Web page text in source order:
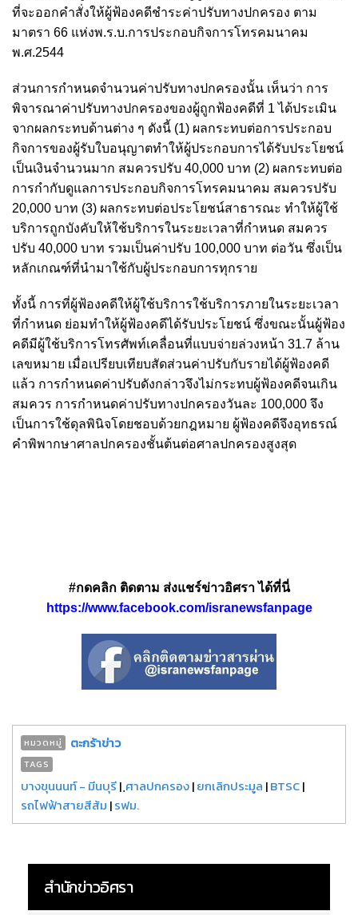
ที่จะออกคำสั่งให้ผู้ฟ้องคดีชำระค่าปรับทางปกครอง ตาม
มาตรา 66 แห่งพ.ร.บ.การประกอบกิจการโทรคมนาคม
พ.ศ.2544
ส่วนการกำหนดจำนวนค่าปรับทางปกครองนั้น เห็นว่า การ
พิจารณาค่าปรับทางปกครองของผู้ถูกฟ้องคดีที่ 1 ได้ประเมิน
จากผลกระทบด้านต่าง ๆ ดังนี้ (1) ผลกระทบต่อการประกอบ
กิจการของผู้รับใบอนุญาตทำให้ผู้ประกอบการได้รับประโยชน์
เป็นเงินจำนวนมาก สมควรปรับ 40,000 บาท (2) ผลกระทบต่อ
การกำกับดูแลการประกอบกิจการโทรคมนาคม สมควรปรับ
20,000 บาท (3) ผลกระทบต่อประโยชน์สาธารณะ ทำให้ผู้ใช้
บริการถูกบังคับให้ใช้บริการในระยะเวลาที่กำหนด สมควร
ปรับ 40,000 บาท รวมเป็นค่าปรับ 100,000 บาท ต่อวัน ซึ่งเป็น
หลักเกณฑ์ที่นำมาใช้กับผู้ประกอบการทุกราย
ทั้งนี้ การที่ผู้ฟ้องคดีให้ผู้ใช้บริการใช้บริการภายในระยะเวลา
ที่กำหนด ย่อมทำให้ผู้ฟ้องคดีได้รับประโยชน์ ซึ่งขณะนั้นผู้ฟ้อง
คดีมีผู้ใช้บริการโทรศัพท์เคลื่อนที่แบบจ่ายล่วงหน้า 31.7 ล้าน
เลขหมาย เมื่อเปรียบเทียบสัดส่วนค่าปรับกับรายได้ผู้ฟ้องคดี
แล้ว การกำหนดค่าปรับดังกล่าวจึงไม่กระทบผู้ฟ้องคดีจนเกิน
สมควร การกำหนดค่าปรับทางปกครองวันละ 100,000 จึง
เป็นการใช้ดุลพินิจโดยชอบด้วยกฎหมาย ผู้ฟ้องคดีจึงอุทธรณ์
คำพิพากษาศาลปกครองชั้นต้นต่อศาลปกครองสูงสุด
#กดคลิก ติดตาม ส่งแชร์ข่าวอิศรา ได้ที่นี่
https://www.facebook.com/isranewsfanpage
หมวดหมู่ ตะกร้าข่าว
TAGS
บางขุนนนท์ - มีนบุรี|ฺศาลปกครอง|ยกเลิกประมูล |BTSC|
รถไฟฟ้าสายสีส้ม |รฟม.
สำนักข่าวอิศรา